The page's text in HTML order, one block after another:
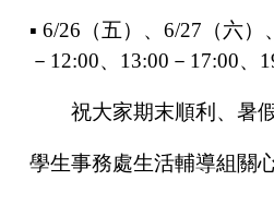
▪ 6/26 （五）、 6/27 （六）、
－ 12:00、 13:00 － 17:00、
祝大家期末順利、暑假
學生事務處生活輔導組關